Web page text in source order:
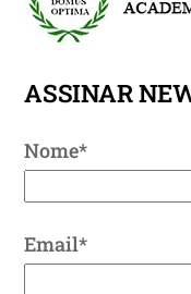
ASSINAR
Nome*
Email*